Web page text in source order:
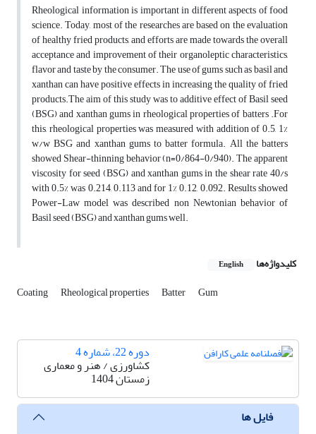
Rheological information is important in different aspects of food
science. Today, most of the researches are based on the evaluation
of healthy fried products, and efforts are made towards the overall
acceptance and improvement of their organoleptic characteristics,
flavor and taste by the consumer. The use of gums such as basil and
xanthan can have positive effects in increasing the quality of fried
products.The aim of this study was to additive effect of Basil seed
(BSG) and xanthan gums in rheological properties of batters .For
this, rheological properties was measured with addition of 0.5, 1%
w/w BSG and xanthan gums to batter formula. All the batters
showed Shear-thinning behavior (n=0/864-0/940). The apparent
viscosity for seed (BSG) and xanthan gums in the shear rate 40/s
with 0.5% was 0.214, 0.113 and for 1% 0.12, 0.092. Results showed
Power-Law model was described non Newtonian behavior of
Basil seed (BSG) and xanthan gums well.
کلیدواژه‌ها English
Coating Rheological properties Batter Gum
دوره 22، شماره 4
کشاورزی / هنر و معماری
زمستان 1404
فایل ها